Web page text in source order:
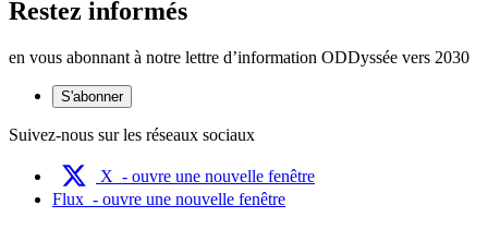
Restez informés
en vous abonnant à notre lettre d’information ODDyssée vers 2030
S'abonner
Suivez-nous sur les réseaux sociaux
X - ouvre une nouvelle fenêtre
Flux - ouvre une nouvelle fenêtre